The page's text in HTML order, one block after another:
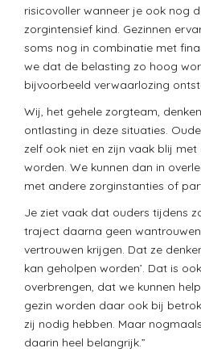
risicovoller wanneer je ook nog
zorgintensief kind. Gezinnen
soms nog in combinatie met
we dat de belasting zo hoog
bijvoorbeeld verwaarlozing
Wij, het gehele zorgteam,
ontlasting in deze situaties.
zelf ook niet en zijn vaak blij
worden. We kunnen dan in
met andere zorginstanties of
Je ziet vaak dat ouders tijdens
traject daarna geen
vertrouwen krijgen. Dat ze
kan geholpen worden’. Dat is
overbrengen, dat we kunnen
gezin worden daar ook bij
zij nodig hebben. Maar
daarin heel belangrijk.”